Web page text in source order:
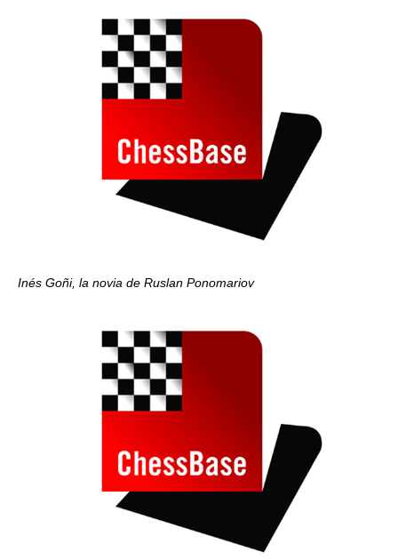
Inés Goñi, la novia de Ruslan Ponomariov